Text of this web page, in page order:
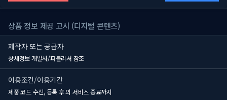
상품 정보 제공 고시 (디지털 콘텐츠)
제작자 또는 공급자
상세정보 개발사/퍼블리셔 참조
이용조건/이용기간
제품 코드 수신, 등록 후의 서비스 종료까지